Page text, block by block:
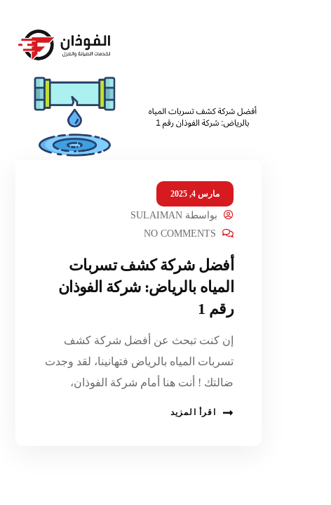
مارس 4, 2025
بواسطة SULAIMAN
NO COMMENTS
أفضل شركة كشف تسربات
المياه بالرياض: شركة الفوذان
رقم 1
إن كنت تبحث عن أفضل شركة كشف
تسربات المياه بالرياض فتهانينا، لقد وجدت
ضالتك ! أنت هنا أمام شركة الفوذان،
اقرأ المزيد